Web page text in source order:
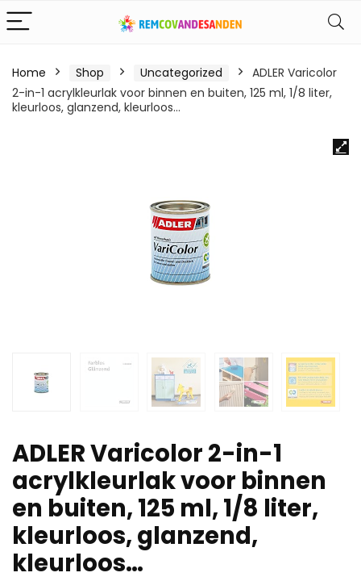
Home Shop Uncategorized
ADLER Varicolor
2-in-1 acrylkleurlak voor binnen en buiten, 125 ml, 1/8 liter,
kleurloos, glanzend, kleurloos…
ADLER Varicolor 2-in-1
acrylkleurlak voor binnen
en buiten, 125 ml, 1/8 liter,
kleurloos, glanzend,
kleurloos…